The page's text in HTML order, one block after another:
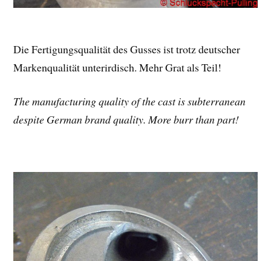
Die Fertigungsqualität des Gusses ist trotz deutscher
Markenqualität unterirdisch. Mehr Grat als Teil!
The manufacturing quality of the cast is subterranean
despite German brand quality. More burr than part!